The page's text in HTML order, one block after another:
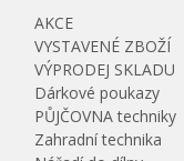
AKCE
VYSTAVENÉ ZBOŽÍ
VÝPRODEJ SKLADU
Dárkové poukazy
PŮJČOVNA techniky
Zahradní technika